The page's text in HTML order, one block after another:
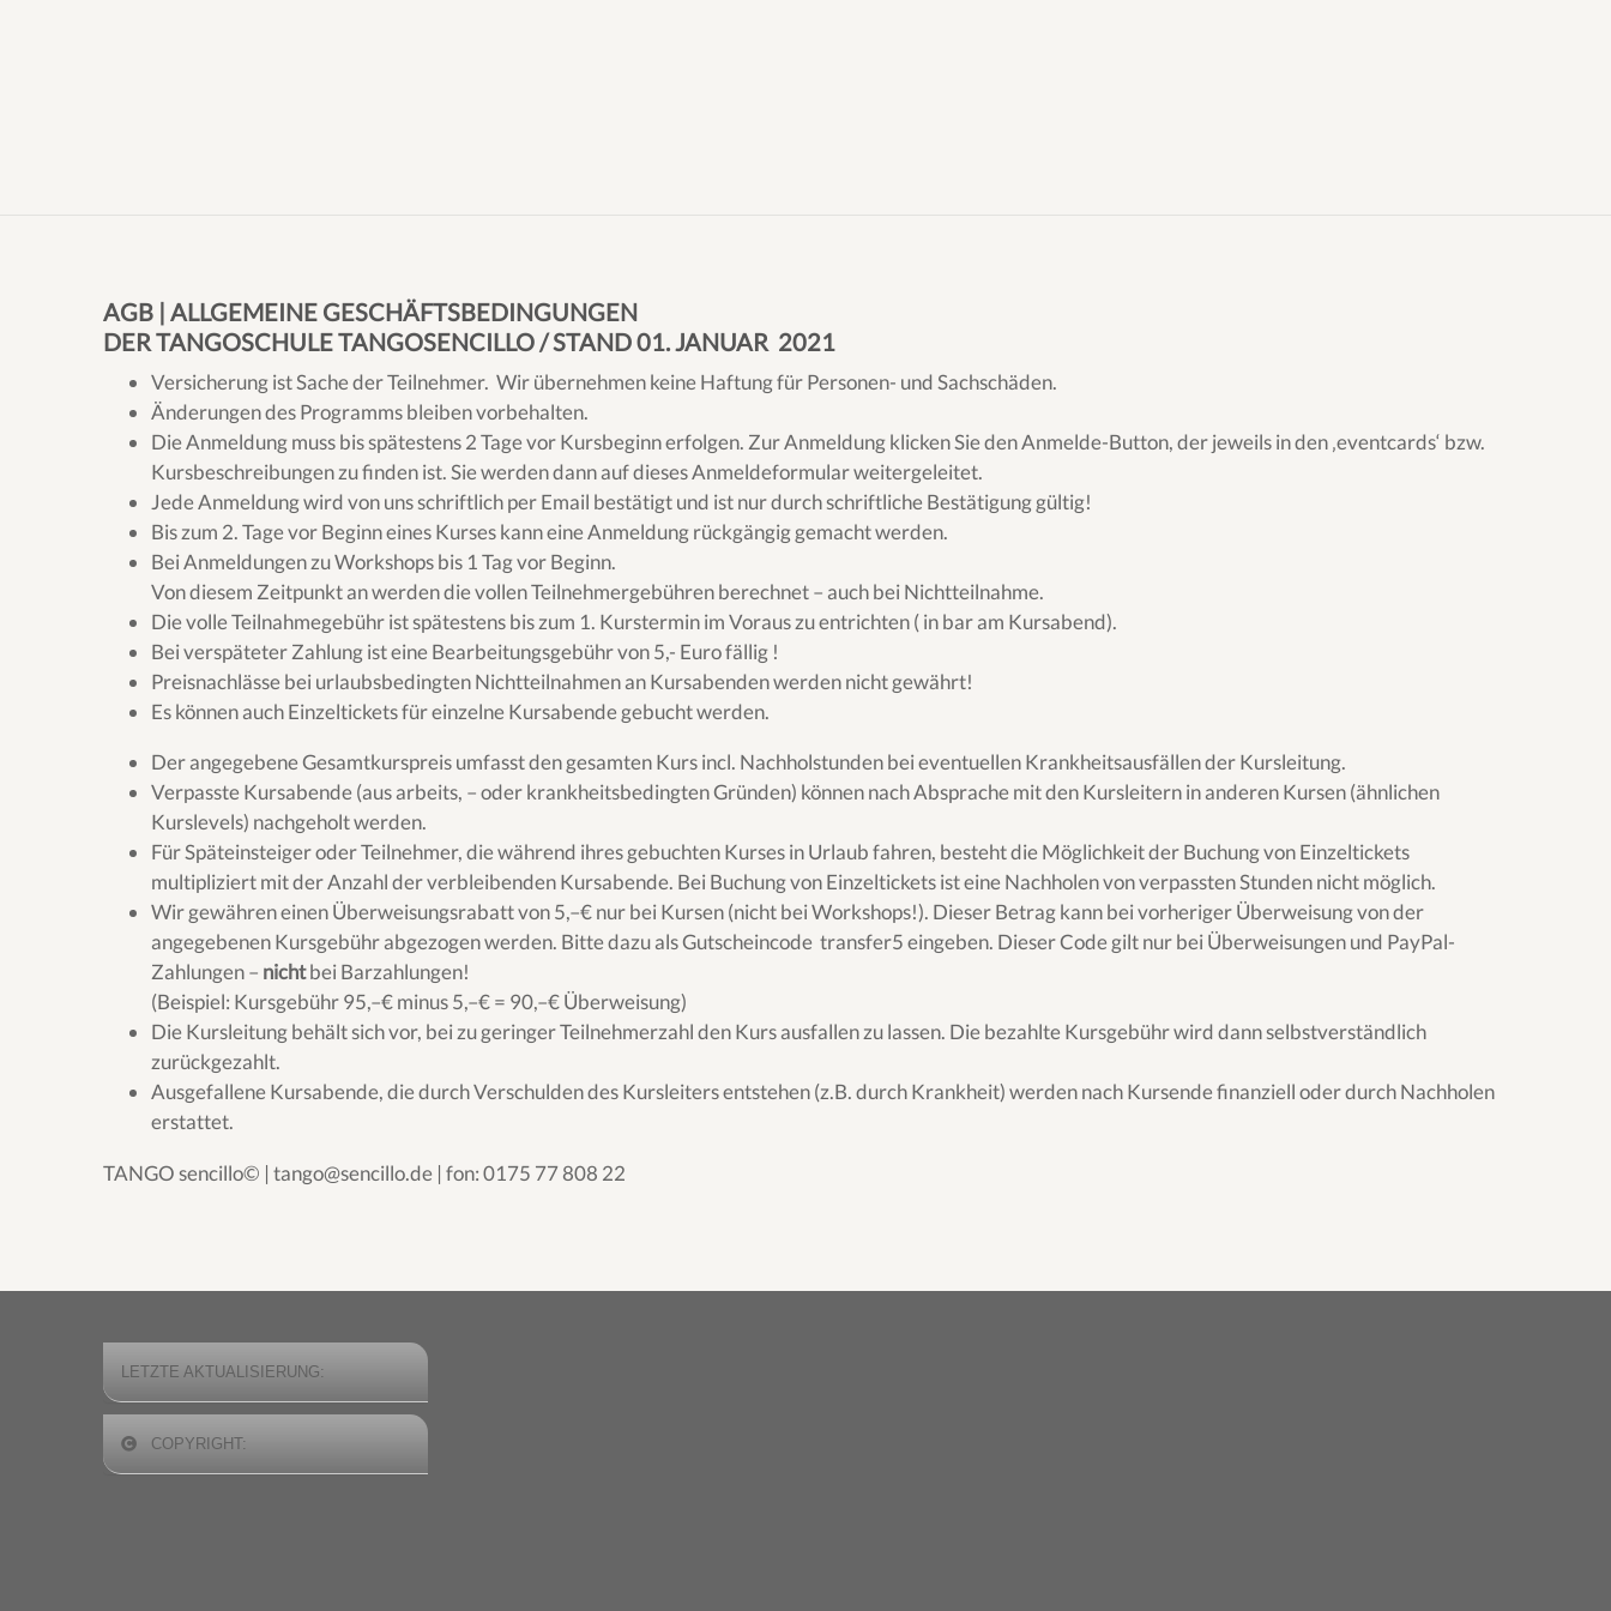
AGB | ALLGEMEINE GESCHÄFTSBEDINGUNGEN
DER TANGOSCHULE TANGOSENCILLO / STAND 01. JANUAR 2021
Versicherung ist Sache der Teilnehmer. Wir übernehmen keine Haftung für Personen- und Sachschäden.
Änderungen des Programms bleiben vorbehalten.
Die Anmeldungmuss bis spätestens 2 Tage vor Kursbeginn erfolgen. Zur Anmeldung klicken Sie den Anmelde-Button, der jeweils in den ‚eventcards‘ bzw.
Kursbeschreibungen zu finden ist. Sie werden dann auf dieses Anmeldeformular weitergeleitet.
Jede Anmeldung wird von uns schriftlich per Email bestätigt und ist nur durch schriftliche Bestätigung gültig!
Bis zum 2. Tage vor Beginn einesKurses kann eine Anmeldung rückgängig gemacht werden.
Bei Anmeldungen zu Workshops bis 1 Tag vor Beginn.
Von diesem Zeitpunkt an werden die vollen Teilnehmergebühren berechnet – auch bei Nichtteilnahme.
Die volle Teilnahmegebühr ist spätestens bis zum 1. Kurstermin im Voraus zu entrichten ( in bar am Kursabend).
Bei verspäteter Zahlung ist eine Bearbeitungsgebühr von 5,- Euro fällig !
Preisnachlässe bei urlaubsbedingten Nichtteilnahmen an Kursabenden werden nicht gewährt!
Es können auch Einzeltickets für einzelne Kursabende gebucht werden.
Der angegebene Gesamtkurspreis umfasst den gesamten Kurs incl. Nachholstunden bei eventuellen Krankheitsausfällen der Kursleitung.
Verpasste Kursabende (aus arbeits, – oder krankheitsbedingten Gründen) können nach Absprache mit den Kursleitern in anderen Kursen (ähnlichen
Kurslevels) nachgeholt werden.
Für Späteinsteiger oder Teilnehmer, die während ihres gebuchten Kurses in Urlaub fahren, besteht die Möglichkeit der Buchung von Einzeltickets
multipliziert mit der Anzahl der verbleibenden Kursabende. Bei Buchung von Einzeltickets ist eine Nachholen von verpassten Stunden nicht möglich.
Wir gewähren einen Überweisungsrabatt von 5,–€ nur bei Kursen (nicht bei Workshops!). Dieser Betrag kann bei vorheriger Überweisung von der
angegebenen Kursgebühr abgezogen werden. Bitte dazu als Gutscheincode transfer5 eingeben. Dieser Code gilt nur bei Überweisungen und PayPal-
Zahlungen – nichtbei Barzahlungen!
(Beispiel: Kursgebühr 95,–€ minus 5,–€ = 90,–€ Überweisung)
Die Kursleitung behält sich vor, bei zu geringer Teilnehmerzahl den Kurs ausfallen zu lassen. Die bezahlte Kursgebühr wird dann selbstverständlich
zurückgezahlt.
Ausgefallene Kursabende, die durch Verschulden des Kursleiters entstehen (z.B. durch Krankheit) werden nach Kursende finanziell oder durch Nachholen
erstattet.
TANGOsencillo© | tango@sencillo.de | fon: 0175 77 808 22
LETZTE AKTUALISIERUNG:
COPYRIGHT: